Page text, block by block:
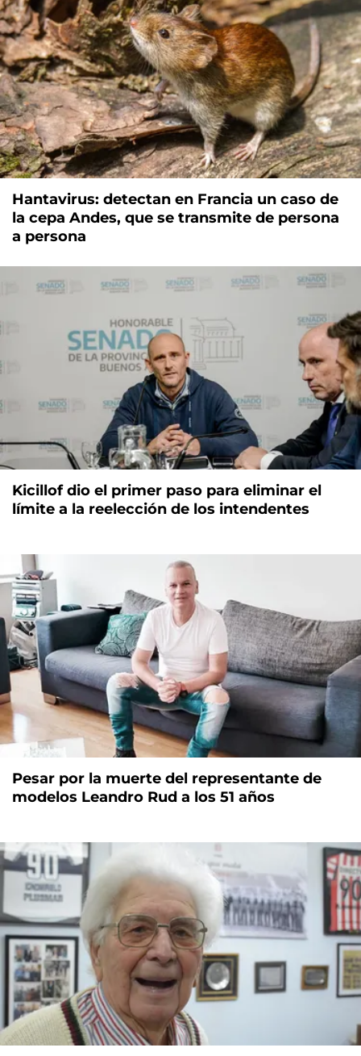
Hantavirus: detectan en Francia un caso de
la cepa Andes, que se transmite de persona
a persona
Kicillof dio el primer paso para eliminar el
límite a la reelección de los intendentes
Pesar por la muerte del representante de
modelos Leandro Rud a los 51 años